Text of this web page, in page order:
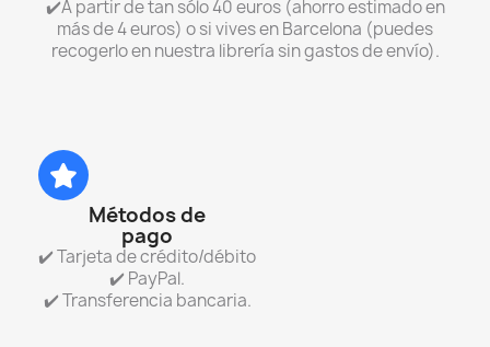
✔️A partir de tan sólo 40 euros (ahorro estimado en
más de 4 euros) o si vives en Barcelona (puedes
recogerlo en nuestra librería sin gastos de envío).
Métodos de
pago
✔️ Tarjeta de crédito/débito
✔️ PayPal.
✔️ Transferencia bancaria.